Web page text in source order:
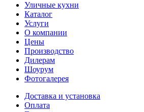
Уличные кухни
Каталог
Услуги
О компании
Цены
Производство
Дилерам
Шоурум
Фотогалерея
Доставка и установка
Оплата